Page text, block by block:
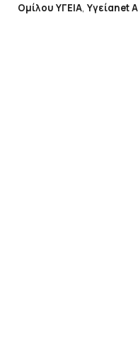
Ομίλου ΥΓΕΙΑ, Υγείαnet